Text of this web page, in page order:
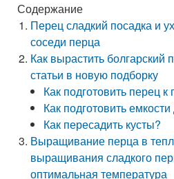
Содержание
Перец сладкий посадка и
соседи перца
Как вырастить
статьи в новую подборку
Как подготовить перец к
Как подготовить
Как пересадить кусты?
Выращивание перца в
выращивания сладкого
оптимальная температура